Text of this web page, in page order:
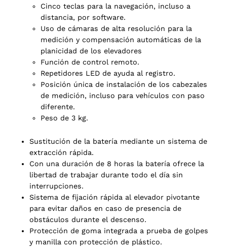
Cinco teclas para la navegación, incluso a
distancia, por software.
Uso de cámaras de alta resolución para la
medición y compensación automáticas de la
planicidad de los elevadores
Función de control remoto.
Repetidores LED de ayuda al registro.
Posición única de instalación de los cabezales
de medición, incluso para vehículos con paso
diferente.
Peso de 3 kg.
Sustitución de la batería mediante un sistema de
extracción rápida.
Con una duración de 8 horas la batería ofrece la
libertad de trabajar durante todo el día sin
interrupciones.
Sistema de fijación rápida al elevador pivotante
para evitar daños en caso de presencia de
obstáculos durante el descenso.
Protección de goma integrada a prueba de golpes
y manilla con protección de plástico.